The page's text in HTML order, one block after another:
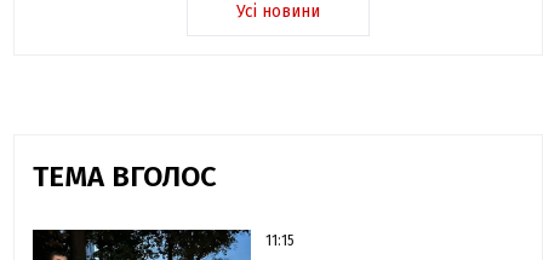
Усі новини
ТЕМА ВГОЛОС
11:15